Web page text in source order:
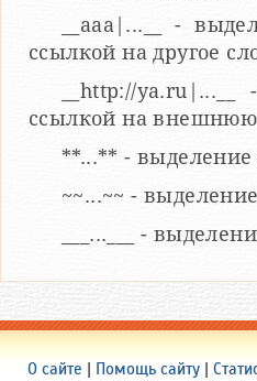
__aaa|...__ -
ссылкой на другое
__http://
ссылкой на внешнюю
**...** -
~~...~~ -
___...___ -
О сайте Помощь сайту